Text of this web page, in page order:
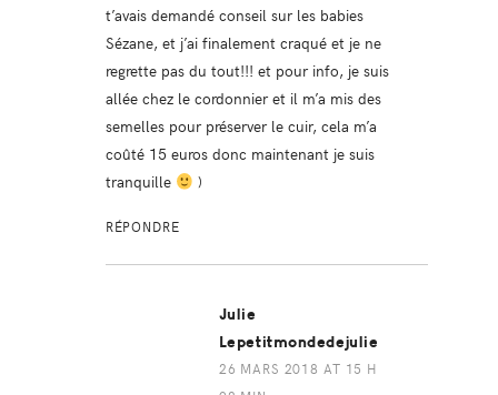
t’avais demandé conseil sur les babies
Sézane, et j’ai finalement craqué et je ne
regrette pas du tout!!! et pour info, je suis
allée chez le cordonnier et il m’a mis des
semelles pour préserver le cuir, cela m’a
coûté 15 euros donc maintenant je suis
tranquille
)
RÉPONDRE
Julie
Lepetitmondedejulie
26 MARS 2018 AT 15 H